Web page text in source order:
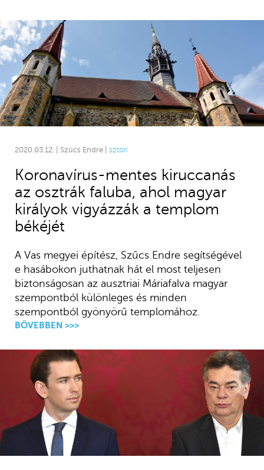
2020.03.12. | Szűcs Endre | sztori
Koronavírus-mentes kiruccanás
az osztrák faluba, ahol magyar
királyok vigyázzák a templom
békéjét
A Vas megyei építész, Szűcs Endre segítségével
e hasábokon juthatnak hát el most teljesen
biztonságosan az ausztriai Máriafalva magyar
szempontból különleges és minden
szempontból gyönyörű templomához.
BŐVEBBEN >>>